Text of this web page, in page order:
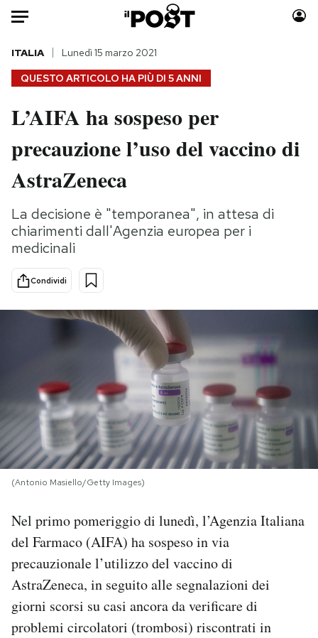
HOME
Italia
Politica
Tecnologia
Scienza
Cultura
Sport
Moda
Consumismi
Media
Europa
PODCAST
NEWSLETTER
I MIEI PREFERITI
SHOP
AREA PERSONALE
Area Personale
Newsletter
QUESTO ARTICOLO HA PIÙ DI 5 ANNI
ITALIA Lunedì 15 marzo 2021
L’AIFA ha sospeso per
precauzione l’uso del vaccino di
AstraZeneca
La decisione è "temporanea", in attesa di
chiarimenti dall'Agenzia europea per i
medicinali
Condividi
(Antonio Masiello/Getty Images)
Nel primo pomeriggio di lunedì, l’Agenzia Italiana
del Farmaco (AIFA) ha sospeso in via
precauzionale l’utilizzo del vaccino di
AstraZeneca, in seguito alle segnalazioni dei
giorni scorsi su casi ancora da verificare di
problemi circolatori (trombosi) riscontrati in